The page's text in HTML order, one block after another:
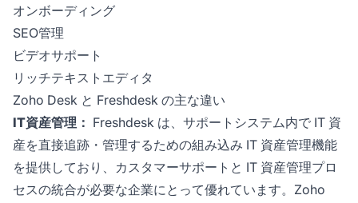
オンボーディング
SEO管理
ビデオサポート
リッチテキストエディタ
Zoho Desk と Freshdesk の主な違い
IT資産管理： Freshdesk は、サポートシステム内で IT 資
産を直接追跡・管理するための組み込み IT 資産管理機能
を提供しており、カスタマーサポートと IT 資産管理プロ
セスの統合が必要な企業にとって優れています。Zoho